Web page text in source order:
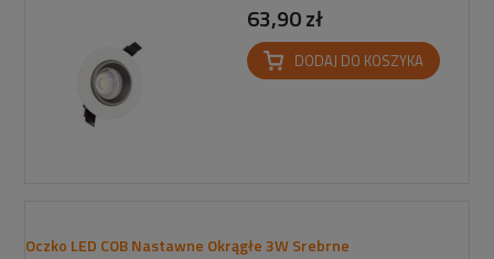
63,90 zł
DODAJ DO KOSZYKA
Oczko LED COB Nastawne Okrągłe 3W Srebrne